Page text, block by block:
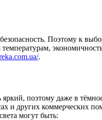
Поэтому к
.
поэтому даже в
и других коммерческих
могут быть: